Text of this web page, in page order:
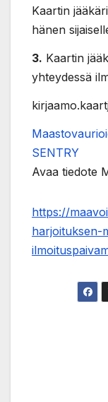
Kaartin
hänen
3. Kaartin
yhteydessä
SENTRY
Avaa tiedote
https://
harjoituksen-